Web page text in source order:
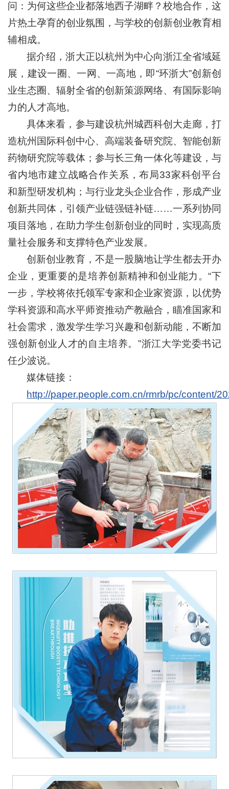
问：为何这些企业都落地西子湖畔？校地合作，这
片热土孕育的创业氛围，与学校的创新创业教育相
辅相成。
据介绍，浙大正以杭州为中心向浙江全省域延
展，建设一圈、一网、一高地，即“环浙大”创新创
业生态圈、辐射全省的创新策源网络、有国际影响
力的人才高地。
具体来看，参与建设杭州城西科创大走廊，打
造杭州国际科创中心、高端装备研究院、智能创新
药物研究院等载体；参与长三角一体化等建设，与
省内地市建立战略合作关系，布局33家科创平台
和新型研发机构；与行业龙头企业合作，形成产业
创新共同体，引领产业链强链补链……一系列协同
项目落地，在助力学生创新创业的同时，实现高质
量社会服务和支撑特色产业发展。
创新创业教育，不是一股脑地让学生都去开办
企业，更重要的是培养创新精神和创业能力。“下
一步，学校将依托领军专家和企业家资源，以优势
学科资源和高水平师资推动产教融合，瞄准国家和
社会需求，激发学生学习兴趣和创新动能，不断加
强创新创业人才的自主培养。”浙江大学党委书记
任少波说。
媒体链接：
http://paper.people.com.cn/rmrb/pc/content/